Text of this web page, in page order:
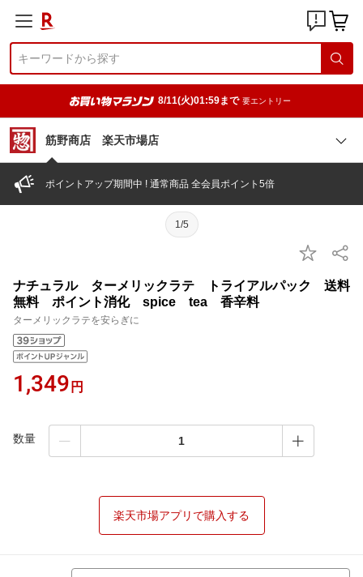
8/11(火)01:59まで 要エントリー
筋野商店 楽天市場店
ポイントアップ期間中 ! 通常商品 全会員ポイント5倍
1/5
ナチュラル ターメリックラテ トライアルパック 送料
無料 ポイント消化 spice tea 香辛料
ターメリックラテを安らぎに
1,349 円
数量
楽天市場アプリで購入する